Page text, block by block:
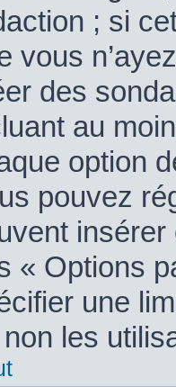
; si
vous
des
au
option
pouvez
« Options
une
les